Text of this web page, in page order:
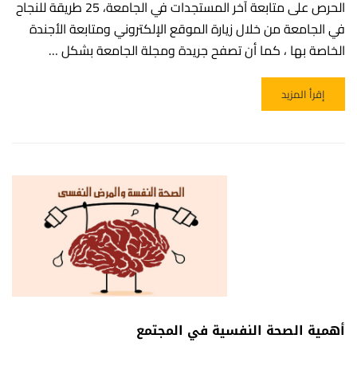
الحرص على متابعة آخر المستجدات في الجامعة، 25 طريقة للنجاح
في الجامعة من خلال زيارة الموقع الإلكتروني ومتابعة الأجندة
الخاصة بها ، كما أن تصفح جريدة ومجلة الجامعة بشكل …
READ MORE ABOUT 25 طريقة للنجاح في الجامعة
إقرأ المزيد
أهمية الصحة النفسية في المجتمع